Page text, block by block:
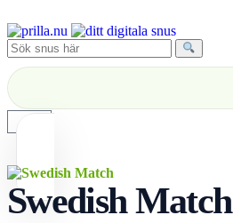
Swedish Match